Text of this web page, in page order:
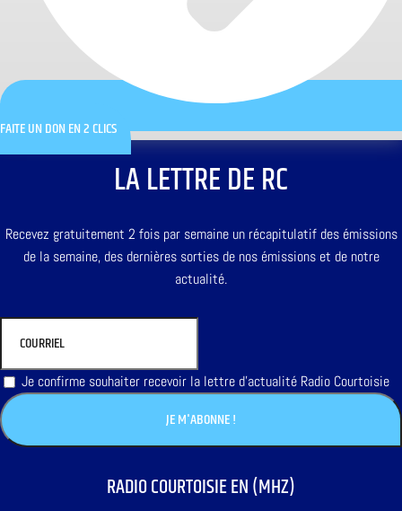
FAITE UN DON EN 2 CLICS
LA LETTRE DE RC
Recevez gratuitement 2 fois par semaine un récapitulatif des émissions
de la semaine, des dernières sorties de nos émissions et de notre
actualité.
Je confirme souhaiter recevoir la lettre d'actualité Radio Courtoisie
RADIO COURTOISIE EN (MHZ)